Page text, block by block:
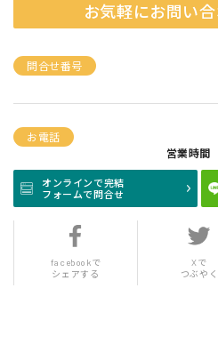
お気軽にお問い
問合せ番号
お電話
営業時間
オンラインで完結
フォームで問合せ
facebookで
シェアする
Xで
つぶやく